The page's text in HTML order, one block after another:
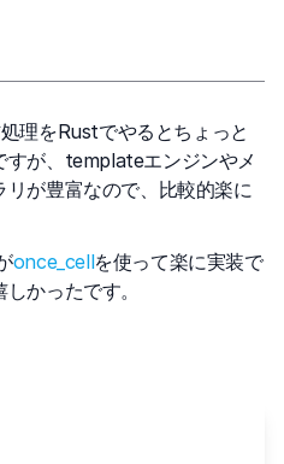
理をRustでやるとちょっと
すが、templateエンジンやメ
が豊富なので、比較的楽に
once_cellを使って楽に実装で
かったです。